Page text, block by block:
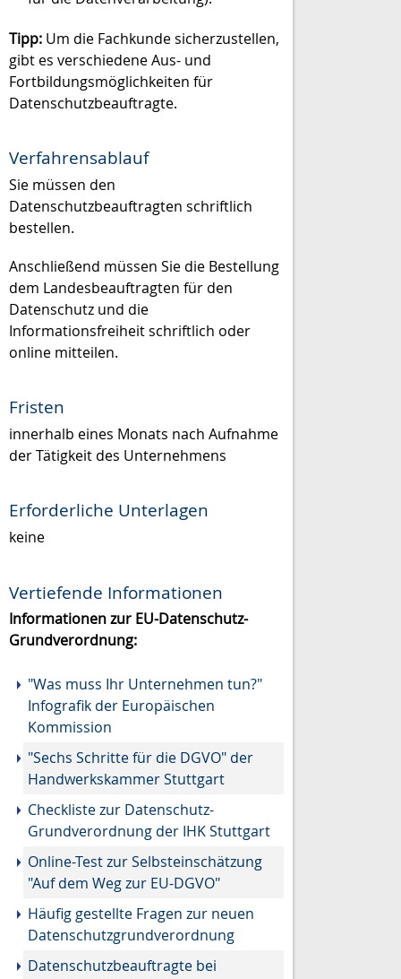
Tipp: Um die Fachkunde sicherzustellen,
gibt es verschiedene Aus- und
Fortbildungsmöglichkeiten für
Datenschutzbeauftragte.
Verfahrensablauf
Sie müssen den
Datenschutzbeauftragten schriftlich
bestellen.
Anschließend müssen Sie die Bestellung
dem Landesbeauftragten für den
Datenschutz und die
Informationsfreiheit schriftlich oder
online mitteilen.
Fristen
innerhalb eines Monats nach Aufnahme
der Tätigkeit des Unternehmens
Erforderliche Unterlagen
keine
Vertiefende Informationen
Informationen zur EU-Datenschutz-
Grundverordnung:
"Was muss Ihr Unternehmen tun?"
Infografik der Europäischen
Kommission
"Sechs Schritte für die DGVO" der
Handwerkskammer Stuttgart
Checkliste zur Datenschutz-
Grundverordnung der IHK Stuttgart
Online-Test zur Selbsteinschätzung
"Auf dem Weg zur EU-DGVO"
Häufig gestellte Fragen zur neuen
Datenschutzgrundverordnung
Datenschutzbeauftragte bei